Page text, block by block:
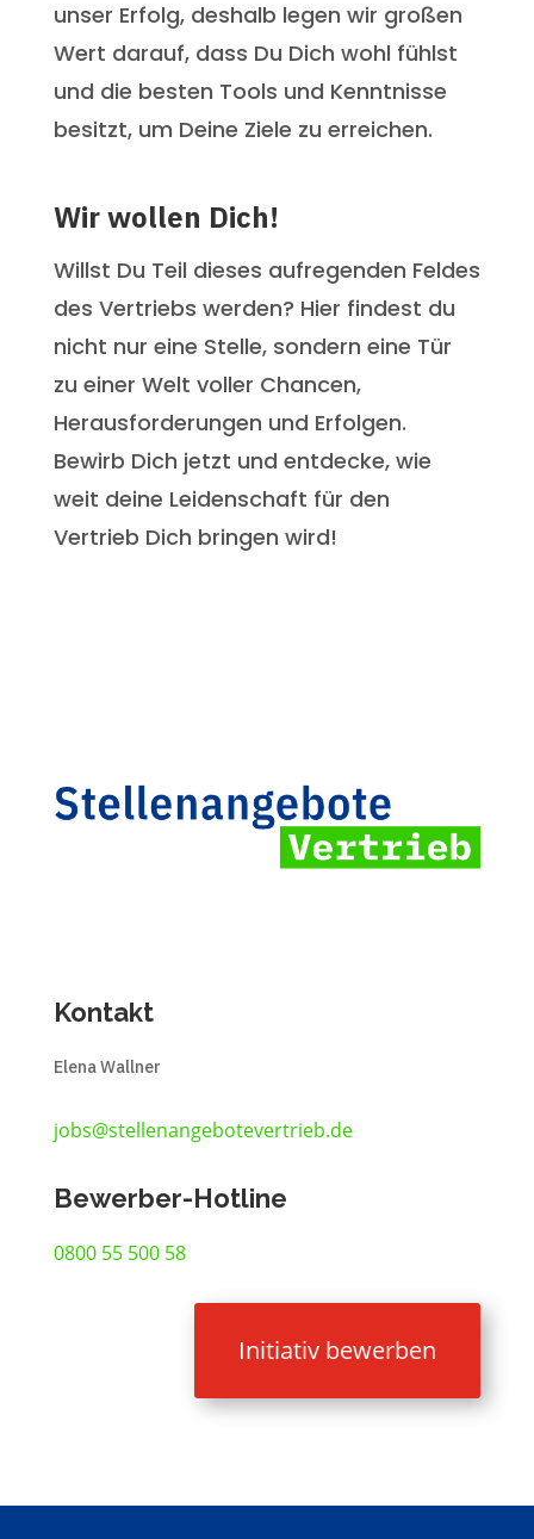
unser Erfolg, deshalb legen wir großen
Wert darauf, dass Du Dich wohl fühlst
und die besten Tools und Kenntnisse
besitzt, um Deine Ziele zu erreichen.
Wir wollen Dich!
Willst Du Teil dieses aufregenden Feldes
des Vertriebs werden? Hier findest du
nicht nur eine Stelle, sondern eine Tür
zu einer Welt voller Chancen,
Herausforderungen und Erfolgen.
Bewirb Dich jetzt und entdecke, wie
weit deine Leidenschaft für den
Vertrieb Dich bringen wird!
Kontakt
Elena Wallner
jobs@stellenangebotevertrieb.de
Bewerber-Hotline
0800 55 500 58
Initiativ bewerben